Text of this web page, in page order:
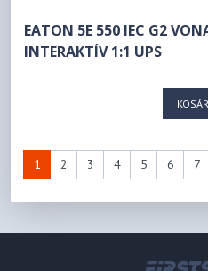
EATON 5E 550 IEC G2
INTERAKTÍV 1:1 UPS
1 2 3 4 5 6 7